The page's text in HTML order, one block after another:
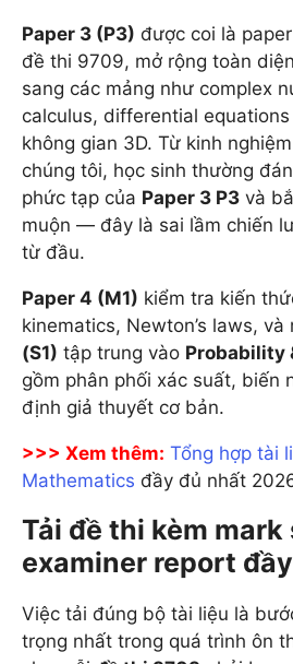
Paper 3 (P3) được coi là
đề thi 9709, mở rộng toàn
sang các mảng như complex
calculus, differential
không gian 3D. Từ kinh
chúng tôi, học sinh thường
phức tạp của Paper 3 P3 và
muộn — đây là sai lầm chiến
từ đầu.
Paper 4 (M1) kiểm tra kiến
kinematics, Newton’s laws, và
(S1) tập trung vào Probability
gồm phân phối xác suất, biến
định giả thuyết cơ bản.
>>> Xem thêm: Tổng hợp tài
Mathematics đầy đủ nhất
Tải đề thi kèm mark
examiner report
Việc tải đúng bộ tài liệu là
trọng nhất trong quá trình ôn